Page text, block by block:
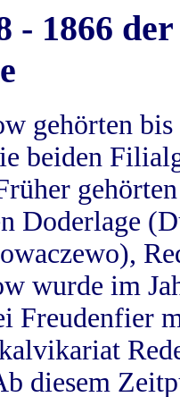
- 1866
gehörten
beiden
Doderlage
wurde im
Freudenfier
diesem